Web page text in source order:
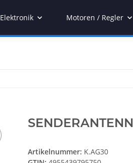
Elektronik Motoren / Regler
Artikelnummer: K.AG30